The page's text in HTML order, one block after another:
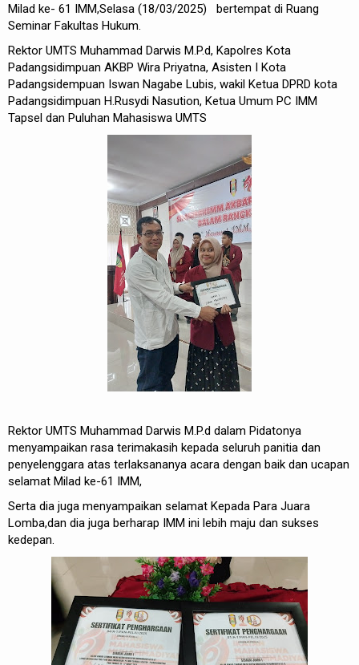
Milad ke- 61 IMM,Selasa (18/03/2025) bertempat di Ruang
Seminar Fakultas Hukum.
Rektor UMTS Muhammad Darwis M.P.d, Kapolres Kota
Padangsidimpuan AKBP Wira Priyatna, Asisten I Kota
Padangsidempuan Iswan Nagabe Lubis, wakil Ketua DPRD kota
Padangsidimpuan H.Rusydi Nasution, Ketua Umum PC IMM
Tapsel dan Puluhan Mahasiswa UMTS
Rektor UMTS Muhammad Darwis M.P.d dalam Pidatonya
menyampaikan rasa terimakasih kepada seluruh panitia dan
penyelenggara atas terlaksananya acara dengan baik dan ucapan
selamat Milad ke-61 IMM,
Serta dia juga menyampaikan selamat Kepada Para Juara
Lomba,dan dia juga berharap IMM ini lebih maju dan sukses
kedepan.